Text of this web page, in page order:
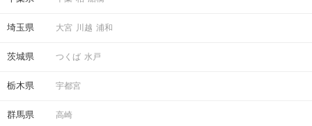
人数
埼玉県 大宮 川越 浦和
茨城県 つくば 水戸
栃木県 宇都宮
群馬県 高崎